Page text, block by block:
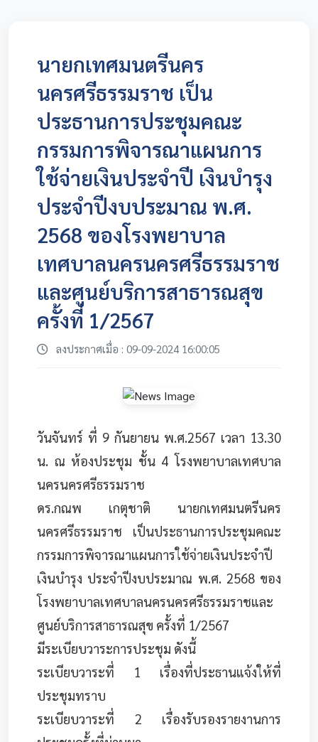
นายกเทศมนตรีนคร
นครศรีธรรมราช เป็น
ประธานการประชุมคณะ
กรรมการพิจารณาแผนการ
ใช้จ่ายเงินประจำปี เงินบำรุง
ประจำปีงบประมาณ พ.ศ.
2568 ของโรงพยาบาล
เทศบาลนครนครศรีธรรมราช
และศูนย์บริการสาธารณสุข
ครั้งที่ 1/2567
ลงประกาศเมื่อ : 09-09-2024 16:00:05
วันจันทร์ ที่ 9 กันยายน พ.ศ.2567 เวลา 13.30
น. ณ ห้องประชุม ชั้น 4 โรงพยาบาลเทศบาล
นครนครศรีธรรมราช
ดร.กณพ เกตุชาติ นายกเทศมนตรีนคร
นครศรีธรรมราช เป็นประธานการประชุมคณะ
กรรมการพิจารณาแผนการใช้จ่ายเงินประจำปี
เงินบำรุง ประจำปีงบประมาณ พ.ศ. 2568 ของ
โรงพยาบาลเทศบาลนครนครศรีธรรมราชและ
ศูนย์บริการสาธารณสุข ครั้งที่ 1/2567
มีระเบียบวาระการประชุม ดังนี้
ระเบียบวาระที่ 1 เรื่องที่ประธานแจ้งให้ที่
ประชุมทราบ
ระเบียบวาระที่ 2 เรื่องรับรองรายงานการ